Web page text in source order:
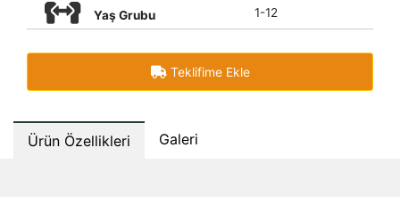
Yaş Grubu 1-12
Teklifime Ekle
Ürün Özellikleri Galeri